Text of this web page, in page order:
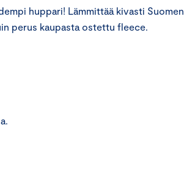
huppari! Lämmittää kivasti Suomen
perus kaupasta ostettu fleece.